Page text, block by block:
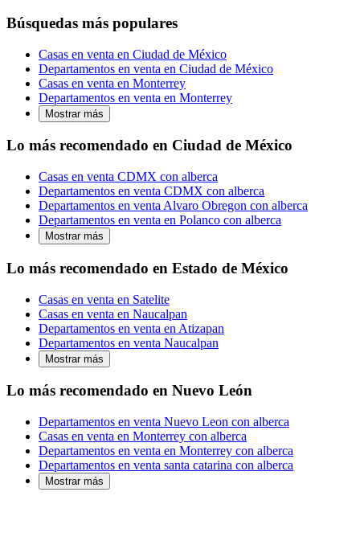
Búsquedas más populares
Casas en venta en Ciudad de México
Departamentos en venta en Ciudad de México
Casas en venta en Monterrey
Departamentos en venta en Monterrey
Mostrar más
Lo más recomendado en Ciudad de México
Casas en venta CDMX con alberca
Departamentos en venta CDMX con alberca
Departamentos en venta Alvaro Obregon con alberca
Departamentos en venta en Polanco con alberca
Mostrar más
Lo más recomendado en Estado de México
Casas en venta en Satelite
Casas en venta en Naucalpan
Departamentos en venta en Atizapan
Departamentos en venta Naucalpan
Mostrar más
Lo más recomendado en Nuevo León
Departamentos en venta Nuevo Leon con alberca
Casas en venta en Monterrey con alberca
Departamentos en venta en Monterrey con alberca
Departamentos en venta santa catarina con alberca
Mostrar más